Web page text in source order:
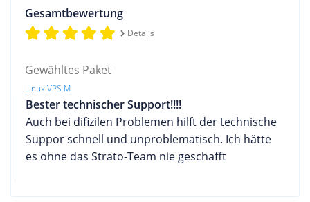
Gesamtbewertung
Details
Gewähltes Paket
Linux VPS M
Bester technischer Support!!!!
Auch bei difizilen Problemen hilft der technische
Suppor schnell und unproblematisch. Ich hätte
es ohne das Strato-Team nie geschafft